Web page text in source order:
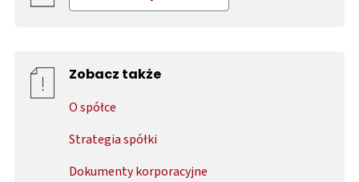
Zobacz także
O spółce
Strategia spółki
Dokumenty korporacyjne